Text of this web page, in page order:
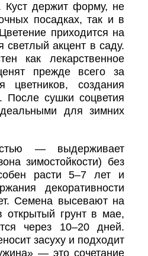
Куст держит форму, не
посадках, так и в
приходится на
светлый акцент в саду.
как лекарственное
прежде всего за
создания
После сушки соцветия
для зимних
— выдерживает
зимостойкости) без
расти 5–7 лет и
декоративности
Семена высевают на
грунт в мае,
через 10–20 дней.
засуху и подходит
— это сочетание